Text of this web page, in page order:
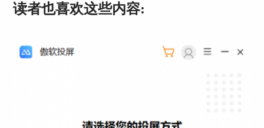
图3：网络不稳定
读者也喜欢这些内容: